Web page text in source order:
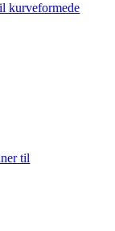
kurveformede
til